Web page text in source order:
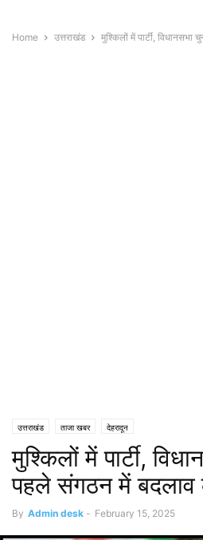
Home उत्तराखंड मुश्किलों में पार्टी,
उत्तराखंड ताजा खबर देहरादून
मुश्किलों में पार्टी,
पहले संगठन में बदलाव
By Admin desk - February 15, 2025